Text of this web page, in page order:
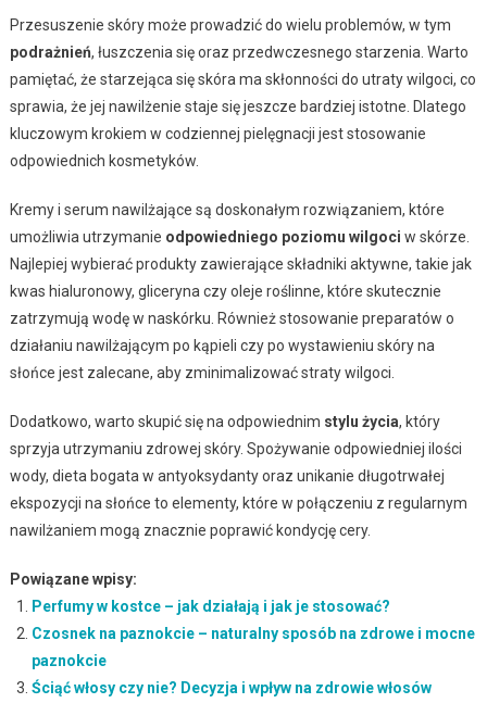
Przesuszenie skóry może prowadzić do wielu problemów, w tym
podrażnień, łuszczenia się oraz przedwczesnego starzenia. Warto
pamiętać, że starzejąca się skóra ma skłonności do utraty wilgoci, co
sprawia, że jej nawilżenie staje się jeszcze bardziej istotne. Dlatego
kluczowym krokiem w codziennej pielęgnacji jest stosowanie
odpowiednich kosmetyków.
Kremy i serum nawilżające są doskonałym rozwiązaniem, które
umożliwia utrzymanie odpowiedniego poziomu wilgoci w skórze.
Najlepiej wybierać produkty zawierające składniki aktywne, takie jak
kwas hialuronowy, gliceryna czy oleje roślinne, które skutecznie
zatrzymują wodę w naskórku. Również stosowanie preparatów o
działaniu nawilżającym po kąpieli czy po wystawieniu skóry na
słońce jest zalecane, aby zminimalizować straty wilgoci.
Dodatkowo, warto skupić się na odpowiednim stylu życia, który
sprzyja utrzymaniu zdrowej skóry. Spożywanie odpowiedniej ilości
wody, dieta bogata w antyoksydanty oraz unikanie długotrwałej
ekspozycji na słońce to elementy, które w połączeniu z regularnym
nawilżaniem mogą znacznie poprawić kondycję cery.
Powiązane wpisy:
Perfumy w kostce – jak działają i jak je stosować?
Czosnek na paznokcie – naturalny sposób na zdrowe i mocne
paznokcie
Ściąć włosy czy nie? Decyzja i wpływ na zdrowie włosów